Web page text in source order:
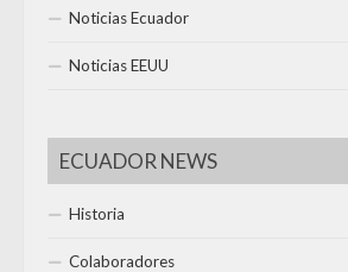
Noticias Ecuador
Noticias EEUU
ECUADOR NEWS
Historia
Colaboradores